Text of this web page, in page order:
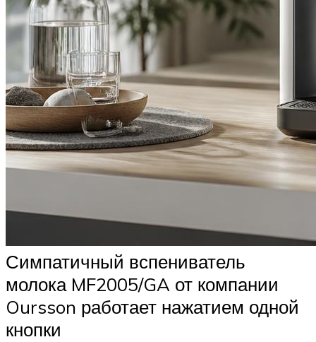
Симпатичный вспениватель
молока MF2005/GA от компании
Oursson работает нажатием одной
кнопки